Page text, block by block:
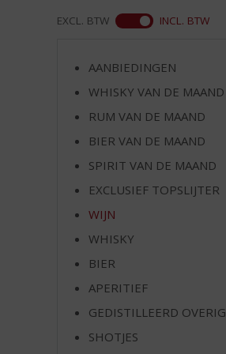
EXCL. BTW INCL. BTW
AANBIEDINGEN
WHISKY VAN DE MAAND
RUM VAN DE MAAND
BIER VAN DE MAAND
SPIRIT VAN DE MAAND
EXCLUSIEF TOPSLIJTER
WIJN
WHISKY
BIER
APERITIEF
GEDISTILLEERD OVERIG
SHOTJES